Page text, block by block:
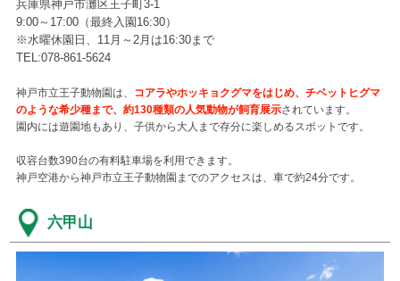
兵庫県神戸市灘区王子町3-1
9:00～17:00（最終入園16:30）
※水曜休園日、11月～2月は16:30まで
TEL:078-861-5624
神戸市立王子動物園は、
コアラやホッキョクグマをはじめ、チベットヒグマ
のような希少種まで、約130種類の人気動物が飼育展示されています。
園内には遊園地もあり、子供から大人まで存分に楽しめるスポットです。
収容台数390台の有料駐車場を利用できます。
神戸空港から神戸市立王子動物園までのアクセスは、車で約24分です。
六甲山